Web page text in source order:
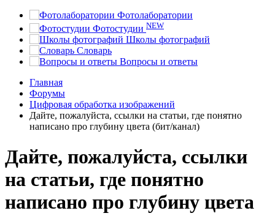
Фотолаборатории
Фотостудии NEW
Школы фотографий
Словарь
Вопросы и ответы
Главная
Форумы
Цифровая обработка изображений
Дайте, пожалуйста, ссылки на статьи, где понятно
написано про глубину цвета (бит/канал)
Дайте, пожалуйста, ссылки
на статьи, где понятно
написано про глубину цвета